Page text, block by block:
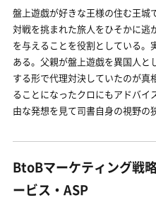
盤上遊戯が好きな王様の住む王城
対戦を挑まれた旅人をひそかに逃
を与えることを役割としている。
ある。父親が盤上遊戯を異国人と
する形で代理対決していたのが真
ることになったクロにもアドバイ
由な発想を見て司書自身の視野の
BtoBマーケティング戦
ービス・ASP